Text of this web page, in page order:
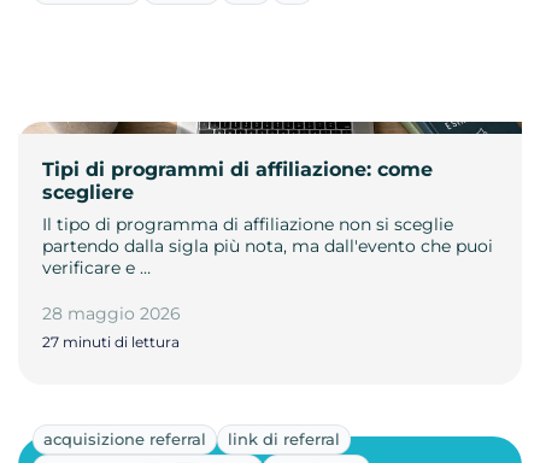
Tipi di programmi di affiliazione: come
scegliere
Il tipo di programma di affiliazione non si sceglie
partendo dalla sigla più nota, ma dall'evento che puoi
verificare e …
28 maggio 2026
27 minuti di lettura
acquisizione referral
link di referral